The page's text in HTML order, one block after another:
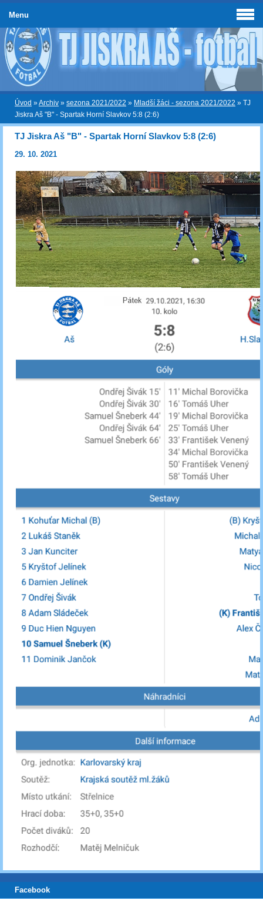
Úvod »Archiv » sezona 2021/2022 » Mladší žáci - sezona 2021/2022 » TJ
Jiskra Aš "B" - Spartak Horní Slavkov 5:8 (2:6)
TJ Jiskra Aš "B" - Spartak Horní Slavkov 5:8 (2:6)
29. 10. 2021
Menu
Facebook